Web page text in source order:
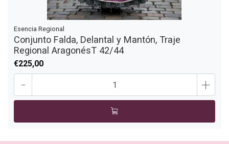
Esencia Regional
Conjunto Falda, Delantal y Mantón, Traje
Regional AragonésT 42/44
€225,00
- +